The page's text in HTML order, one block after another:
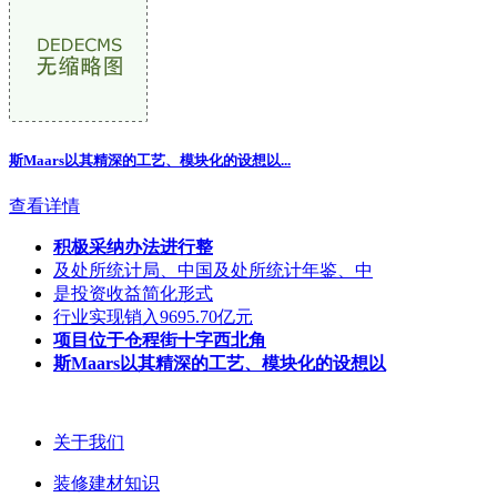
斯Maars以其精深的工艺、模块化的设想以...
查看详情
积极采纳办法进行整
及处所统计局、中国及处所统计年鉴、中
是投资收益简化形式
行业实现销入9695.70亿元
项目位于仓程街十字西北角
斯Maars以其精深的工艺、模块化的设想以
关于我们
装修建材知识